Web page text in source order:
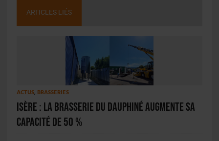
ARTICLES LIÉS
ACTUS, BRASSERIES
Isère : la Brasserie du Dauphiné augmente sa
capacité de 50 %